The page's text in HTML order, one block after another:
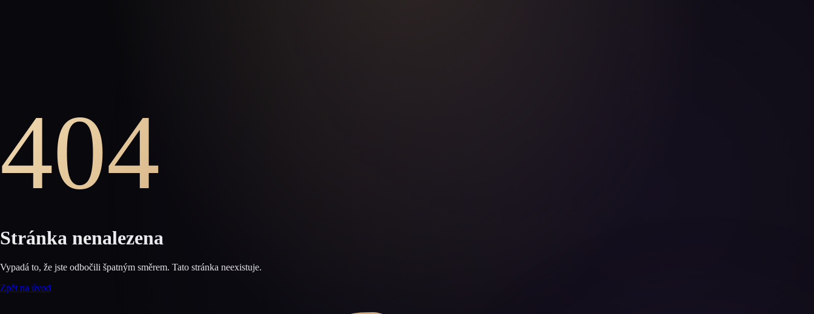
404
Stránka nenalezena
Vypadá to, že jste odbočili špatným směrem. Tato stránka neexistuje.
Zpět na úvod